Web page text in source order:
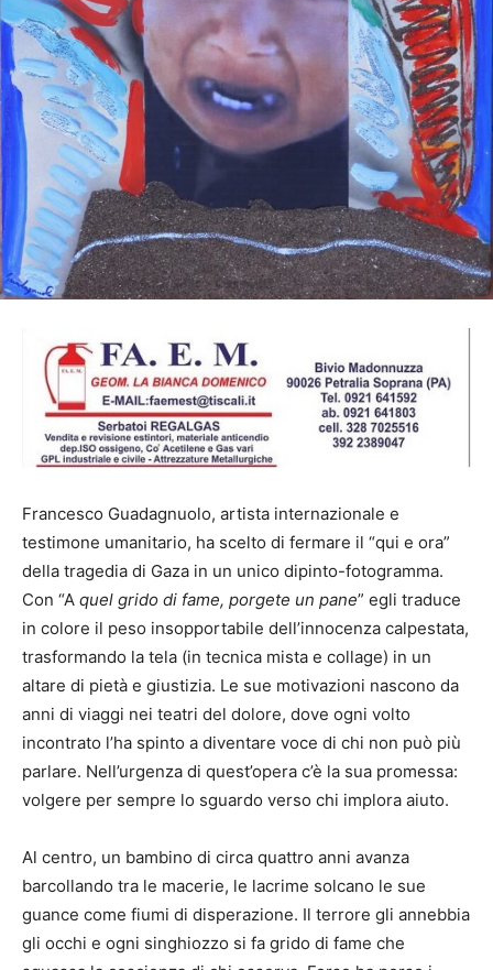
Francesco Guadagnuolo, artista internazionale e
testimone umanitario, ha scelto di fermare il “qui e ora”
della tragedia di Gaza in un unico dipinto-fotogramma.
Con “A quel grido di fame, porgete un pane” egli traduce
in colore il peso insopportabile dell’innocenza calpestata,
trasformando la tela (in tecnica mista e collage) in un
altare di pietà e giustizia. Le sue motivazioni nascono da
anni di viaggi nei teatri del dolore, dove ogni volto
incontrato l’ha spinto a diventare voce di chi non può più
parlare. Nell’urgenza di quest’opera c’è la sua promessa:
volgere per sempre lo sguardo verso chi implora aiuto.
Al centro, un bambino di circa quattro anni avanza
barcollando tra le macerie, le lacrime solcano le sue
guance come fiumi di disperazione. Il terrore gli annebbia
gli occhi e ogni singhiozzo si fa grido di fame che